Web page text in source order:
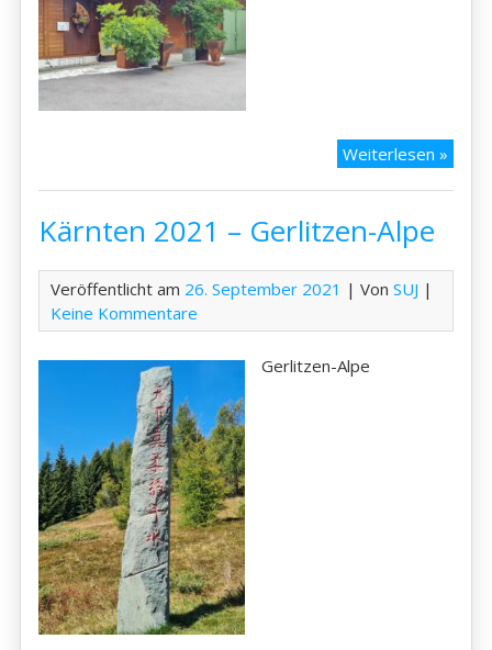
Weiterlesen »
Kärnten 2021 – Gerlitzen-Alpe
Veröffentlicht am 26. September 2021 | VonSUJ |
Keine Kommentare
Gerlitzen-Alpe